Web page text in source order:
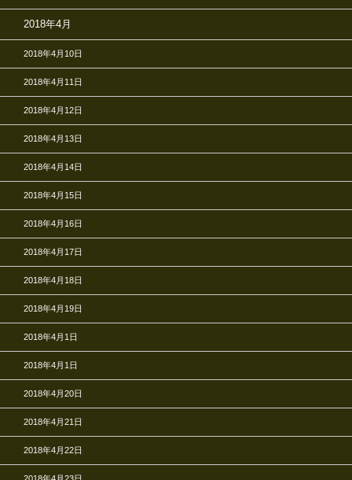
2018年4月
2018年4月10日
2018年4月11日
2018年4月12日
2018年4月13日
2018年4月14日
2018年4月15日
2018年4月16日
2018年4月17日
2018年4月18日
2018年4月19日
2018年4月1日
2018年4月1日
2018年4月20日
2018年4月21日
2018年4月22日